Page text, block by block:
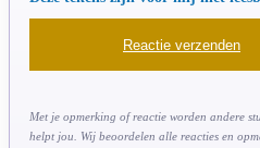
Met je opmerking of reactie worden andere
helpt jou. Wij beoordelen alle reacties en